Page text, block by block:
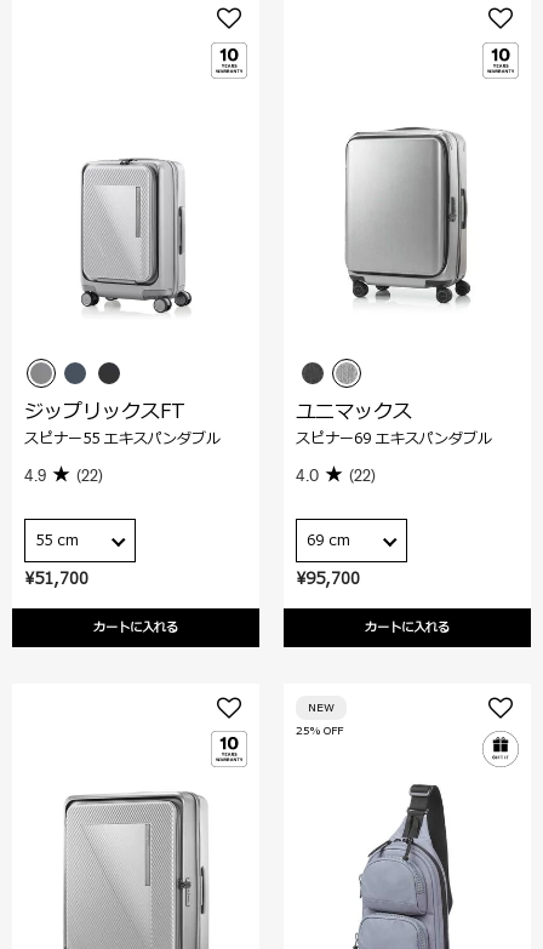
¥51,700
カートに入れる
ジップリックスFT
スピナー55 エキスパンダブル
4.9 (22)
55 cm
¥95,700
カートに入れる
ユニマックス
スピナー69 エキスパンダブル
4.0 (22)
69 cm
25% OFF
NEW